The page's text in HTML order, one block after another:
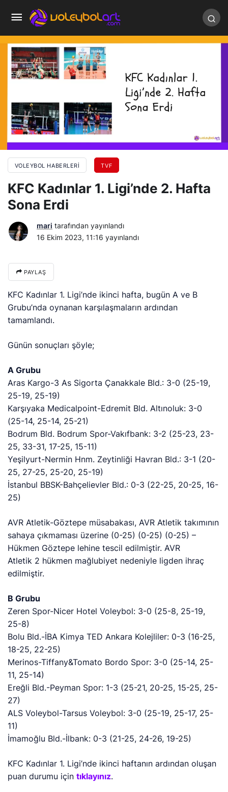
VOLEYBOL HABERLERI TVF
KFC Kadınlar 1. Ligi’nde 2. Hafta
Sona Erdi
mari tarafından yayınlandı
16 Ekim 2023, 11:16 yayınlandı
PAYLAŞ
KFC Kadınlar 1. Ligi’nde ikinci hafta, bugün A ve B
Grubu’nda oynanan karşılaşmaların ardından
tamamlandı.
Günün sonuçları şöyle;
A Grubu
Aras Kargo-3 As Sigorta Çanakkale Bld.: 3-0 (25-19,
25-19, 25-19)
Karşıyaka Medicalpoint-Edremit Bld. Altınoluk: 3-0
(25-14, 25-14, 25-21)
Bodrum Bld. Bodrum Spor-Vakıfbank: 3-2 (25-23, 23-
25, 33-31, 17-25, 15-11)
Yeşilyurt-Nermin Hnm. Zeytinliği Havran Bld.: 3-1 (20-
25, 27-25, 25-20, 25-19)
İstanbul BBSK-Bahçelievler Bld.: 0-3 (22-25, 20-25, 16-
25)
AVR Atletik-Göztepe müsabakası, AVR Atletik takımının
sahaya çıkmaması üzerine (0-25) (0-25) (0-25) –
Hükmen Göztepe lehine tescil edilmiştir. AVR
Atletik 2 hükmen mağlubiyet nedeniyle ligden ihraç
edilmiştir.
B Grubu
Zeren Spor-Nicer Hotel Voleybol: 3-0 (25-8, 25-19,
25-8)
Bolu Bld.-İBA Kimya TED Ankara Kolejliler: 0-3 (16-25,
18-25, 22-25)
Merinos-Tiffany&Tomato Bordo Spor: 3-0 (25-14, 25-
11, 25-14)
Ereğli Bld.-Peyman Spor: 1-3 (25-21, 20-25, 15-25, 25-
27)
ALS Voleybol-Tarsus Voleybol: 3-0 (25-19, 25-17, 25-
11)
İmamoğlu Bld.-İlbank: 0-3 (21-25, 24-26, 19-25)
KFC Kadınlar 1. Ligi’nde ikinci haftanın ardından oluşan
puan durumu içintıklayınız.